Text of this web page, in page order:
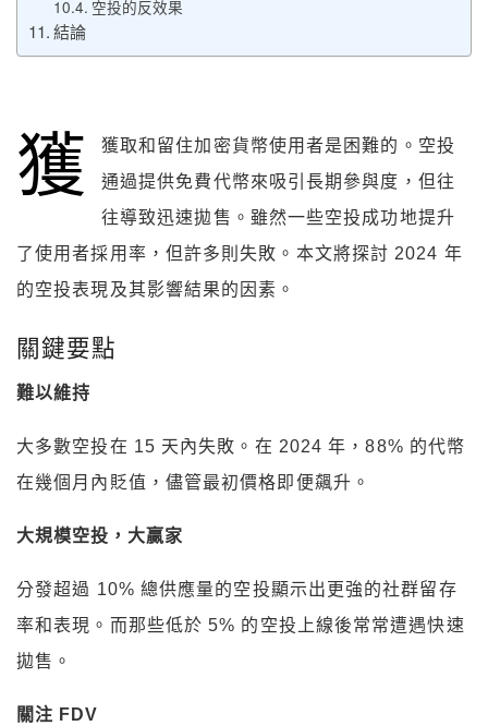
空投的反效果
結論
獲
獲取和留住加密貨幣使用者是困難的。空投
通過提供免費代幣來吸引長期參與度，但往
往導致迅速拋售。雖然一些空投成功地提升
了使用者採用率，但許多則失敗。本文將探討 2024 年
的空投表現及其影響結果的因素。
關鍵要點
難以維持
大多數空投在 15 天內失敗。在 2024 年，88% 的代幣
在幾個月內貶值，儘管最初價格即便飆升。
大規模空投，大贏家
分發超過 10% 總供應量的空投顯示出更強的社群留存
率和表現。而那些低於 5% 的空投上線後常常遭遇快速
拋售。
關注 FDV